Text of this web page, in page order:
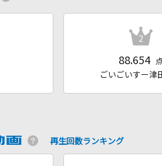
2
88.654
点
ごいごいすー津
再生回数ランキング